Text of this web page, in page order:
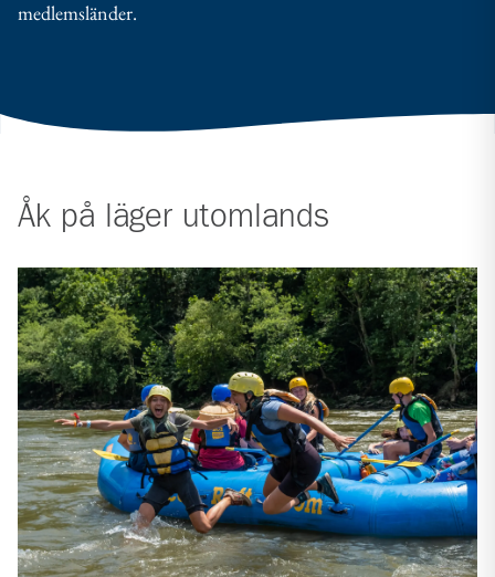
medlemsländer.
Åk på läger utomlands